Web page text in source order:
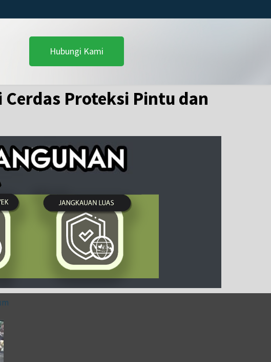
Hubungi Kami
Cerdas Proteksi Pintu dan